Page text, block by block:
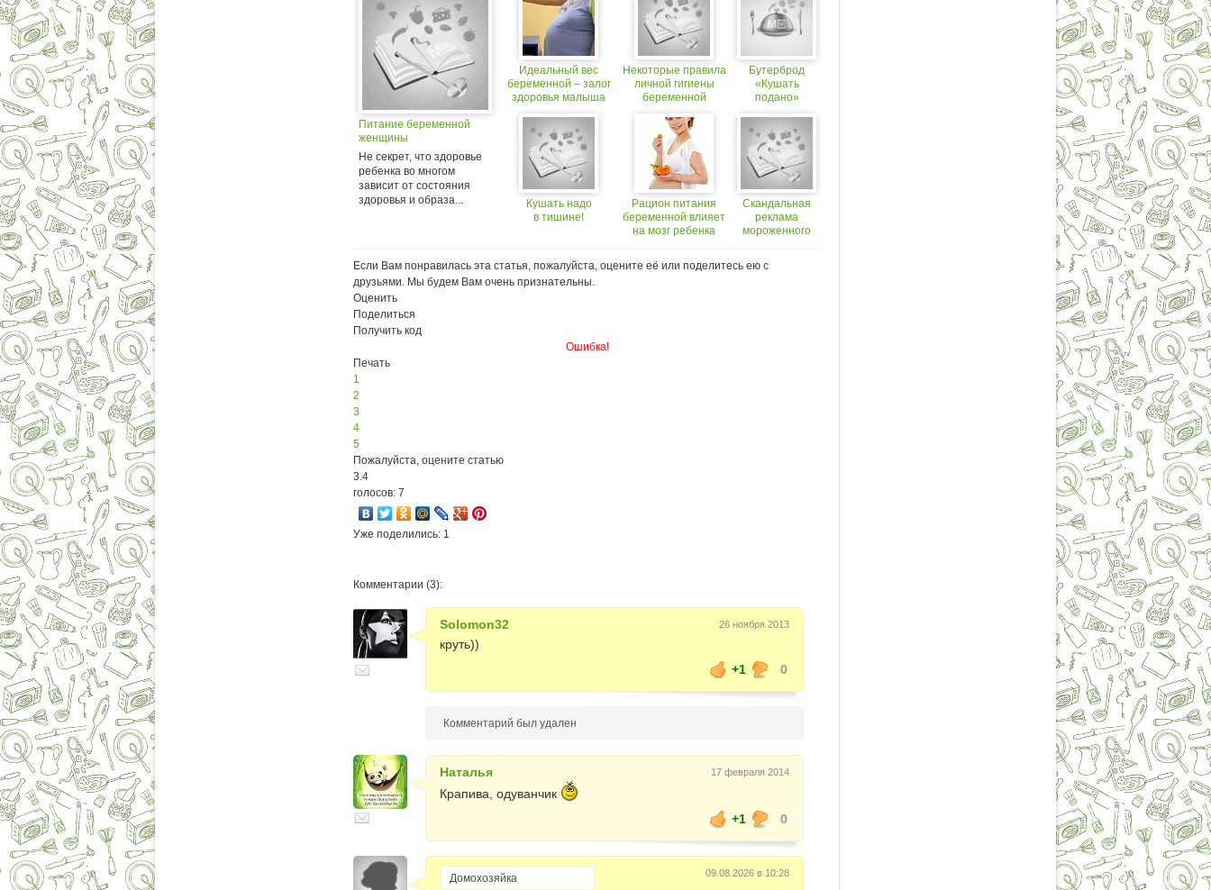
Питание беременной
женщины
Не секрет, что здоровье
ребенка во многом
зависит от состояния
здоровья и образа...
Идеальный вес
беременной – залог
здоровья малыша
Кушать надо
в тишине!
Некоторые правила
личной гигиены
беременной
Рацион питания
беременной влияет
на мозг ребенка
Бутерброд
«Кушать
подано»
Скандальная
реклама
мороженного
Если Вам понравилась эта статья, пожалуйста, оцените её или поделитесь ею с
друзьями. Мы будем Вам очень признательны.
Оценить
Поделиться
Получить код
Ошибка!
Печать
1
2
3
4
5
Пожалуйста, оцените статью
3.4
голосов: 7
Уже поделились: 1
Комментарии (3):
Solomon32 26 ноября 2013
круть))
+1
0
Комментарий был удален
Наталья 17 февраля 2014
Крапива, одуванчик
+1
0
09.08.2026 в 10:28